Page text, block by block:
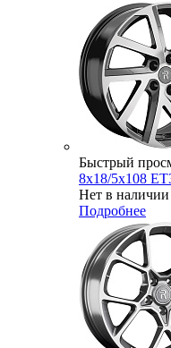
Быстрый
8x18/5x108
Нет в наличии
Подробнее